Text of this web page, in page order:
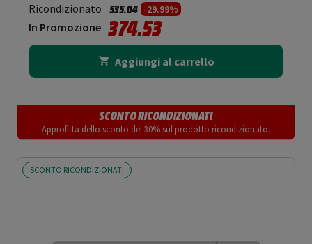
Ricondizionato Prezzo ridotto da
535.04a-29.99%
In Promozione 374.53
Aggiungi al carrello
SCONTO RICONDIZIONATI
Approfitta dello sconto del 30% sul prodotto ricondizionato.
SCONTO RICONDIZIONATI